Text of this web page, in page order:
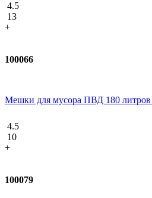
4.5
13
+
100066
Мешки для мусора ПВД 180 литров
4.5
10
+
100079